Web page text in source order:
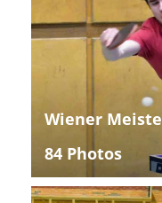
Wiener
84 Photos